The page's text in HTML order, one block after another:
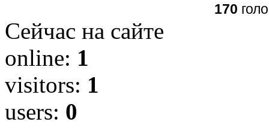
170
Сейчас на сайте
online: 1
visitors: 1
users: 0